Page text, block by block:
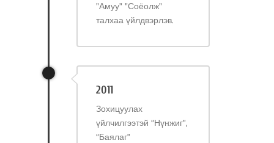
"Амуу" "Соёолж"
талхаа үйлдвэрлэв.
2011
Зохицуулах
үйлчилгээтэй “Нүнжиг”,
“Баялаг”